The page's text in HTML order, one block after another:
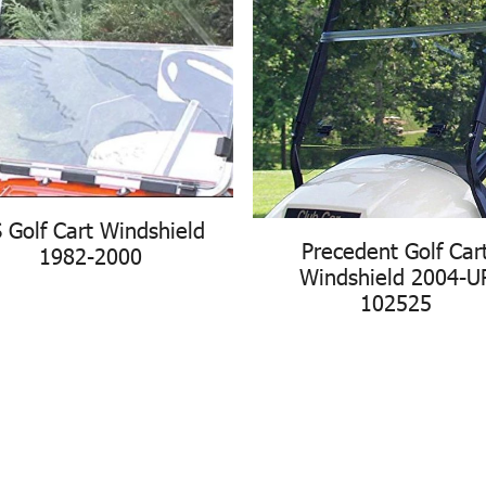
Golf Cart Windshield
1982-2000
Precedent Golf
Windshield 2004-
102525